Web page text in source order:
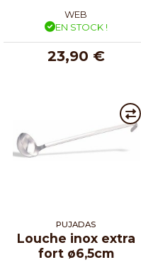
WEB
EN STOCK !
23,90 €
PUJADAS
Louche inox extra
fort ø6,5cm